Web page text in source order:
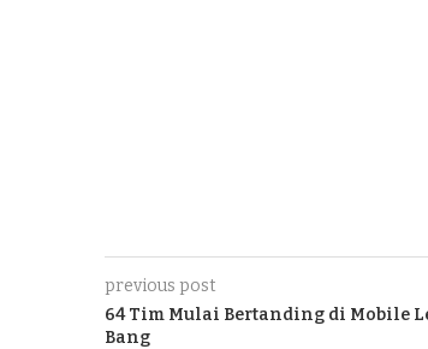
previous post
64 Tim Mulai Bertanding di Mobile
Bang